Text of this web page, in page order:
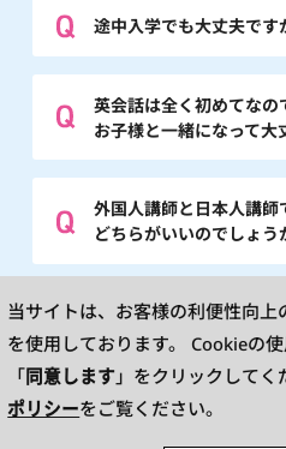
途中入学でも大丈夫です
英会話は全く初めてなの
お子様と一緒になって大
外国人講師と日本人講師
どちらがいいのでしょう
このコンテンツは、公益財団法人 日本英
※L&R means LISTENING AND
Educational Testing Service(ETS). This
by ETS.
当サイトは、お客様の利便性向上
を使用しております。
Cookieの使
「同意します 」をクリックして
ポリシーをご覧ください。